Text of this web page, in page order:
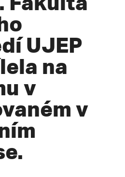
UJEP
na
v
v